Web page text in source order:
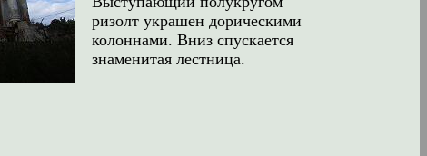
ризолт украшен дорическими
колоннами. Вниз спускается
знаменитая лестница.